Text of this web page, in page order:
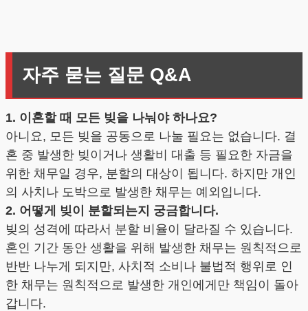
자주 묻는 질문 Q&A
1. 이혼할 때 모든 빚을 나눠야 하나요?
아니요, 모든 빚을 공동으로 나눌 필요는 없습니다. 결
혼 중 발생한 빚이거나 생활비 대출 등 필요한 자금을
위한 채무일 경우, 분할의 대상이 됩니다. 하지만 개인
의 사치나 도박으로 발생한 채무는 예외입니다.
2. 어떻게 빚이 분할되는지 궁금합니다.
빚의 성격에 따라서 분할 비율이 달라질 수 있습니다.
혼인 기간 동안 생활을 위해 발생한 채무는 원칙적으로
반반 나누게 되지만, 사치적 소비나 불법적 행위로 인
한 채무는 원칙적으로 발생한 개인에게만 책임이 돌아
갑니다.